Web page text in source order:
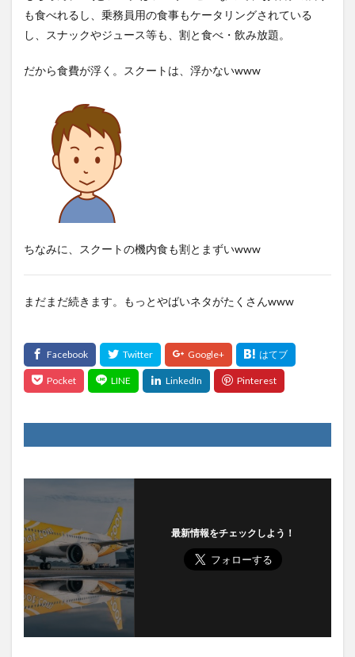
も食べれるし、乗務員用の食事もケータリングされている
し、スナックやジュース等も、割と食べ・飲み放題。
だから食費が浮く。スクートは、浮かないwww
ちなみに、スクートの機内食も割とまずいwww
まだまだ続きます。もっとやばいネタがたくさんwww
最新情報をチェックしよう！